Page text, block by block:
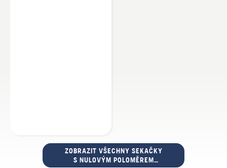
ZOBRAZIT VŠECHNY SEKAČKY
S NULOVÝM POLOMĚREM